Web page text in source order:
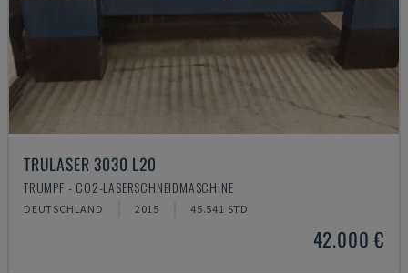
TRULASER 3030 L20
TRUMPF - CO2-LASERSCHNEIDMASCHINE
DEUTSCHLAND 2015 45.541 STD
42.000 €